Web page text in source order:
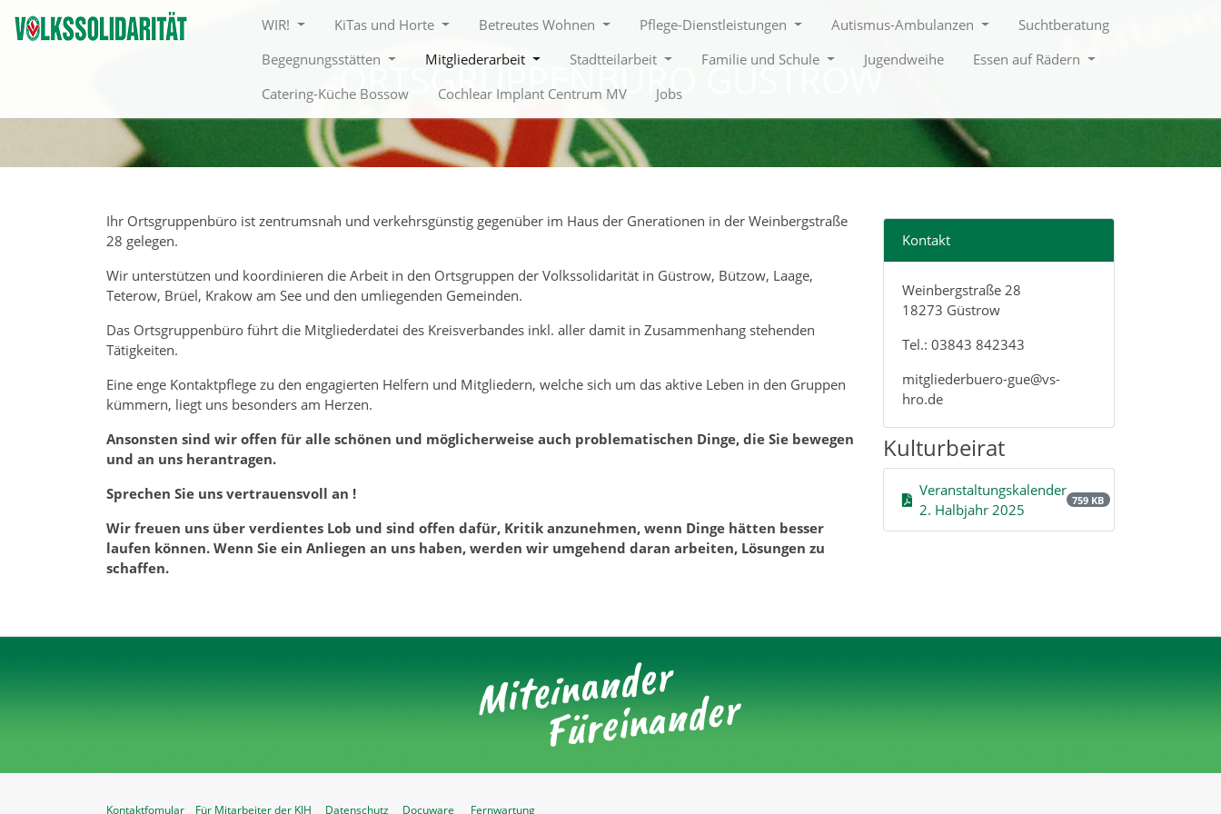
Direkt zur Hauptnavigation springen
WIR!
KiTas und Horte Betreutes Wohnen Pflege-Dienstleistungen Autismus-Ambulanzen
Suchtberatung
Begegnungsstätten
Mitgliederarbeit Stadtteilarbeit Familie und Schule Jugendweihe
Essen auf Rädern
Catering-Küche Bossow
Cochlear Implant Centrum MV Jobs
ORTSGRUPPENBÜRO GÜSTROW
Ihr Ortsgruppenbüro ist zentrumsnah und verkehrsgünstig gegenüber im Haus der Gnerationen in der Weinbergstraße
28 gelegen.
Wir unterstützen und koordinieren die Arbeit in den Ortsgruppen der Volkssolidarität in Güstrow, Bützow, Laage,
Teterow, Brüel, Krakow am See und den umliegenden Gemeinden.
Das Ortsgruppenbüro führt die Mitgliederdatei des Kreisverbandes inkl. aller damit in Zusammenhang stehenden
Tätigkeiten.
Eine enge Kontaktpflege zu den engagierten Helfern und Mitgliedern, welche sich um das aktive Leben in den Gruppen
kümmern, liegt uns besonders am Herzen.
Ansonsten sind wir offen für alle schönen und möglicherweise auch problematischen Dinge, die Sie bewegen
und an uns herantragen.
Sprechen Sie uns vertrauensvoll an !
Wir freuen uns über verdientes Lob und sind offen dafür, Kritik anzunehmen, wenn Dinge hätten besser
laufen können. Wenn Sie ein Anliegen an uns haben, werden wir umgehend daran arbeiten, Lösungen zu
schaffen.
Kontakt
Weinbergstraße 28
18273 Güstrow
Tel.: 03843 842343
mitgliederbuero-gue@vs-
hro.de
Kulturbeirat
Veranstaltungskalender
2. Halbjahr 2025
759 KB
Kontaktfomular Für Mitarbeiter der KJH Datenschutz Docuware Fernwartung